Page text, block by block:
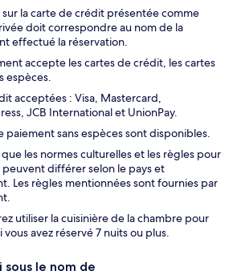
sur la carte de crédit présentée comme
doit correspondre au nom de la
effectué la réservation.
accepte les cartes de crédit, les cartes
espèces.
acceptées : Visa, Mastercard,
JCB International et UnionPay.
paiement sans espèces sont disponibles.
les normes culturelles et les règles pour
peuvent différer selon le pays et
Les règles mentionnées sont fournies par
utiliser la cuisinière de la chambre pour
vous avez réservé 7 nuits ou plus.
sous le nom de